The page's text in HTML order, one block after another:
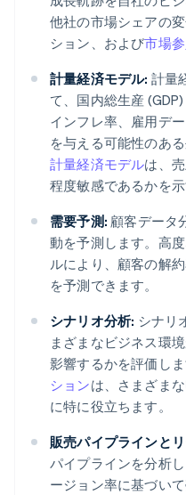
他社の市場シェアの
ション、および市場
計量経済モデル: 計量
て、国内総生産
インフレ率、雇用デ
を与える可能性のあ
計量経済モデルは、
程度敏感であるかを
需要予測: 顧客データ
動を予測します。高
ルにより、顧客の解
を予測できます。
シナリオ分析: シナリ
まざまなビジネス環
影響するかを評価しま
ションは、さまざま
に特に役立ちます。
販売パイプラインと
パイプラインを分析
ージョン率に基づい